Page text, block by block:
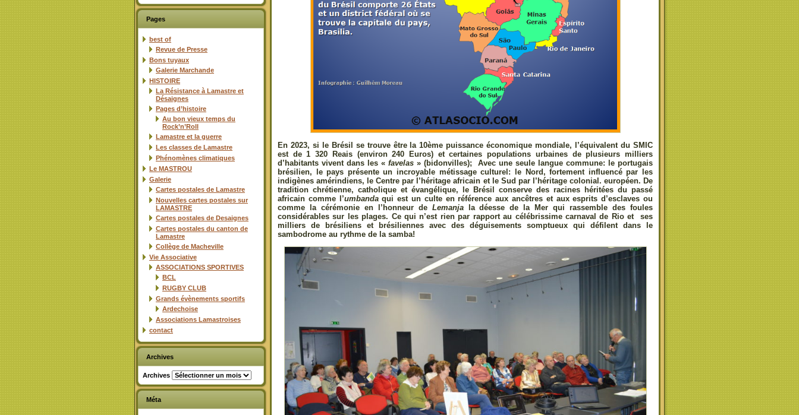
Pages
best of
Revue de Presse
Bons tuyaux
Galerie Marchande
HISTOIRE
La Résistance à Lamastre et
Désaignes
Pages d’histoire
Au bon vieux temps du
Rock’n’Roll
Lamastre et la guerre
Les classes de Lamastre
Phénomènes climatiques
Le MASTROU
Galerie
Cartes postales de Lamastre
Nouvelles cartes postales sur
LAMASTRE
Cartes postales de Desaignes
Cartes postales du canton de
Lamastre
Collège de Macheville
Vie Associative
ASSOCIATIONS SPORTIVES
BCL
RUGBY CLUB
Grands évènements sportifs
Ardechoise
Associations Lamastroises
contact
Archives
Archives
Méta
En 2023, si le Brésil se trouve être la 10ème puissance économique mondiale, l’équivalent du SMIC
est de 1 320 Reais (environ 240 Euros) et certaines populations urbaines de plusieurs milliers
d’habitants vivent dans les « favelas » (bidonvilles); Avec une seule langue commune: le portugais
brésilien, le pays présente un incroyable métissage culturel: le Nord, fortement influencé par les
indigènes amérindiens, le Centre par l’héritage africain et le Sud par l’héritage colonial. européen. De
tradition chrétienne, catholique et évangélique, le Brésil conserve des racines héritées du passé
africain comme l’umbandaqui est un culte en référence aux ancêtres et aux esprits d’esclaves ou
comme la cérémonie en l’honneur deLemanjala déesse de la Mer qui rassemble des foules
considérables sur les plages. Ce qui n’est rien par rapport au célébrissime carnaval de Rio et ses
milliers de brésiliens et brésiliennes avec des déguisements somptueux qui défilent dans le
sambodrome au rythme de la samba!